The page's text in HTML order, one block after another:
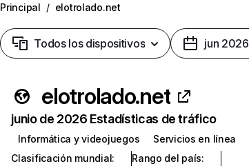
Principal / elotrolado.net
Todos los dispositivos jun 2026
elotrolado.net
junio de 2026 Estadísticas de tráfico
Informática y videojuegos
Servicios en línea
Clasificación mundial:
Rango del país: